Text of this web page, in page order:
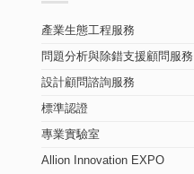
產業生態工程服務
問題分析與除錯支援顧問服務
設計顧問諮詢服務
標準認證
專業實驗室
Allion Innovation EXPO